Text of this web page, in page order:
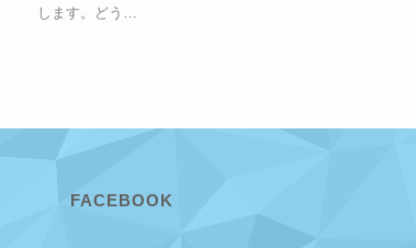
します。どう…
FACEBOOK